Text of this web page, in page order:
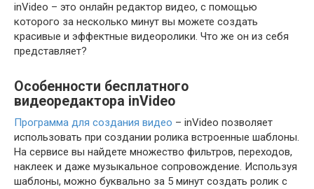
inVideo – это онлайн редактор видео, с помощью
которого за несколько минут вы можете создать
красивые и эффектные видеоролики. Что же он из себя
представляет?
Особенности бесплатного
видеоредактора inVideo
Программа для создания видео – inVideo позволяет
использовать при создании ролика встроенные шаблоны.
На сервисе вы найдете множество фильтров, переходов,
наклеек и даже музыкальное сопровождение. Используя
шаблоны, можно буквально за 5 минут создать ролик с